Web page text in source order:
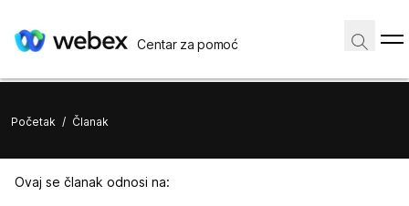
Centar za pomoć
Početak / Članak
Ovaj se članak odnosi na: